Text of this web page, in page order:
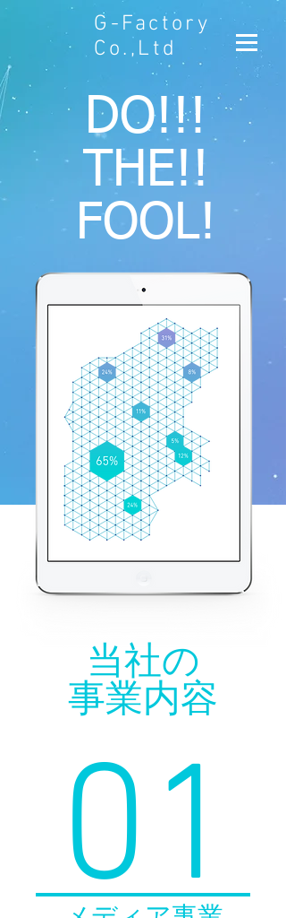
G-Factory
Co.,Ltd
DO!!!
THE!!
FOOL!
当社の
事業内容
01